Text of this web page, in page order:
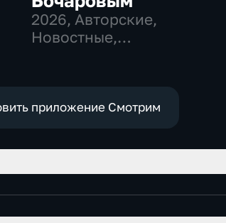
2026, Авторские,
Новостные,
приложение Смотрим